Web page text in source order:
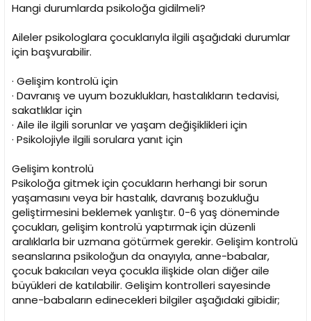
Hangi durumlarda psikoloğa gidilmeli?
Aileler psikologlara çocuklarıyla ilgili aşağıdaki durumlar
için başvurabilir.
· Gelişim kontrolü için
· Davranış ve uyum bozuklukları, hastalıkların tedavisi,
sakatlıklar için
· Aile ile ilgili sorunlar ve yaşam değişiklikleri için
· Psikolojiyle ilgili sorulara yanıt için
Gelişim kontrolü
Psikoloğa gitmek için çocukların herhangi bir sorun
yaşamasını veya bir hastalık, davranış bozukluğu
geliştirmesini beklemek yanlıştır. 0-6 yaş döneminde
çocukları, gelişim kontrolü yaptırmak için düzenli
aralıklarla bir uzmana götürmek gerekir. Gelişim kontrolü
seanslarına psikoloğun da onayıyla, anne-babalar,
çocuk bakıcıları veya çocukla ilişkide olan diğer aile
büyükleri de katılabilir. Gelişim kontrolleri sayesinde
anne-babaların edinecekleri bilgiler aşağıdaki gibidir;